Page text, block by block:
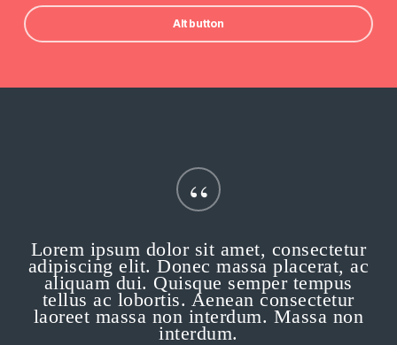
Alt button
“
Lorem ipsum dolor sit amet, consectetur
adipiscing elit. Donec massa placerat, ac
aliquam dui. Quisque semper tempus
tellus ac lobortis. Aenean consectetur
laoreet massa non interdum. Massa non
interdum.